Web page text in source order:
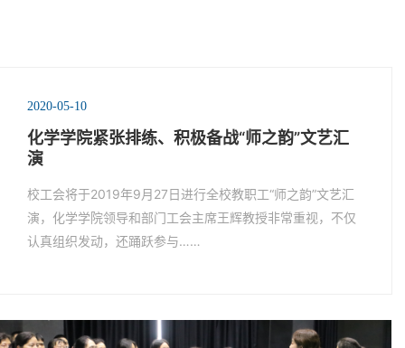
2020-05-10
化学学院紧张排练、积极备战“师之韵”文艺汇
演
校工会将于2019年9月27日进行全校教职工“师之韵”文艺汇
演，化学学院领导和部门工会主席王辉教授非常重视，不仅
认真组织发动，还踊跃参与……